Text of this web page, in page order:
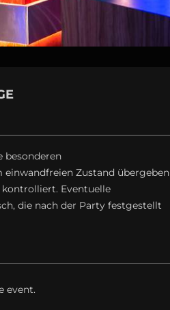
besonderen
Zustand übergeben
Eventuelle
die nach der Party festgestellt
event.